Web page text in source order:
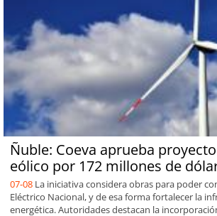
Ñuble: Coeva aprueba
eólico por 172 millones de
07-08 La iniciativa considera obras para poder
Eléctrico Nacional, y de esa forma fortalecer la
energética. Autoridades destacan la